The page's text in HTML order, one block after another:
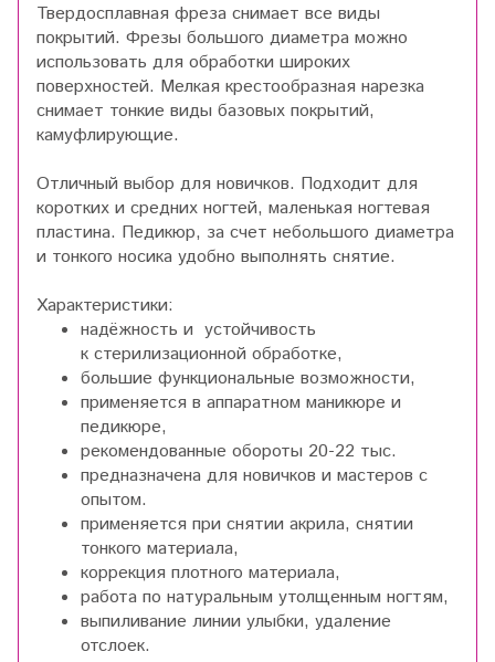
Твердосплавная фреза снимает все виды
покрытий. Фрезы большого диаметра можно
использовать для обработки широких
поверхностей. Мелкая крестообразная нарезка
снимает тонкие виды базовых покрытий,
камуфлирующие.
Отличный выбор для новичков. Подходит для
коротких и средних ногтей, маленькая ногтевая
пластина. Педикюр, за счет небольшого диаметра
и тонкого носика удобно выполнять снятие.
Характеристики:
надёжность и устойчивость
к стерилизационной обработке,
большие функциональные возможности,
применяется в аппаратном маникюре и
педикюре,
рекомендованные обороты 20-22 тыс.
предназначена для новичков и мастеров с
опытом.
применяется при снятии акрила, снятии
тонкого материала,
коррекция плотного материала,
работа по натуральным утолщенным ногтям,
выпиливание линии улыбки, удаление
отслоек.